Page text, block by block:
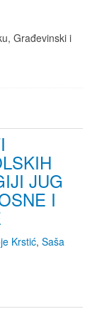
Građevinski i
JUG
I
Krstić, Saša